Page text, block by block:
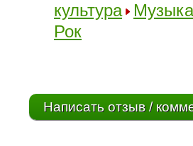
культура
Музыка
Рок
Написать отзыв /